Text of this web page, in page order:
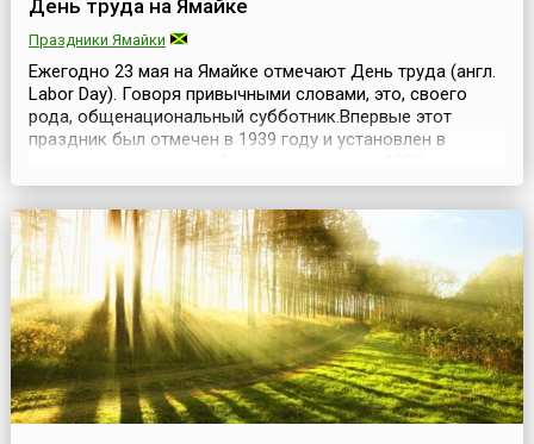
День труда на Ямайке
Праздники Ямайки
Ежегодно 23 мая на Ямайке отмечают День труда (англ.
Labor Day). Говоря привычными словами, это, своего
рода, общенациональный субботник.Впервые этот
праздник был отмечен в 1939 году и установлен в
которое способствовало развитию движения за
независимость Ямайки. Ямайка — остров,
благословленный удивительной красотой. Но время
вкупе с без...